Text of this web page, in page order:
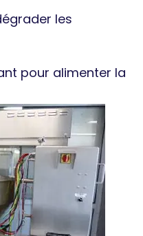
les
pour alimenter la